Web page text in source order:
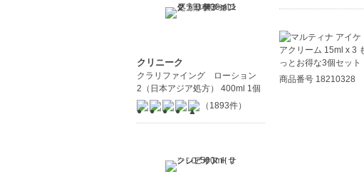
商品番号 18210328
クリニーク
クラリファイング ローション
2（日本アジア処方） 400ml 1個
（1893件）